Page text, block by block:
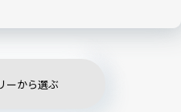
ーから選ぶ